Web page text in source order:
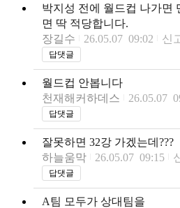
박지성 전에 월드컵 나가면
면 딱 적당합니다.
장길수
26.05.07 09:02 신
답댓글
월드컵 안봅니다
천재해커하데스
26.05.07
답댓글
잘못하면 32강 가겠는데???
하늘움막
26.05.07 09:15
답댓글
A팀 모두가 상대팀을